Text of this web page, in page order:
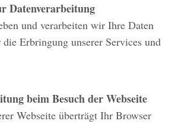
Datenverarbeitung
und verarbeiten wir Ihre Daten
Erbringung unserer Services und
beim Besuch der Webseite
Webseite überträgt Ihr Browser